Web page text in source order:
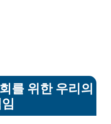
를 위한 우리의